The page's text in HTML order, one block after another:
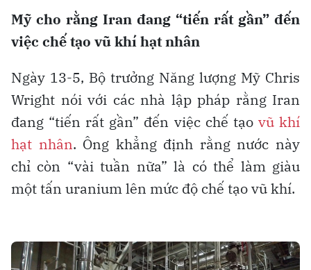
Mỹ cho rằng Iran đang “tiến rất gần” đến
việc chế tạo vũ khí hạt nhân
Ngày 13-5, Bộ trưởng Năng lượng Mỹ Chris
Wright nói với các nhà lập pháp rằng Iran
đang “tiến rất gần” đến việc chế tạo vũ khí
hạt nhân. Ông khẳng định rằng nước này
chỉ còn “vài tuần nữa” là có thể làm giàu
một tấn uranium lên mức độ chế tạo vũ khí.